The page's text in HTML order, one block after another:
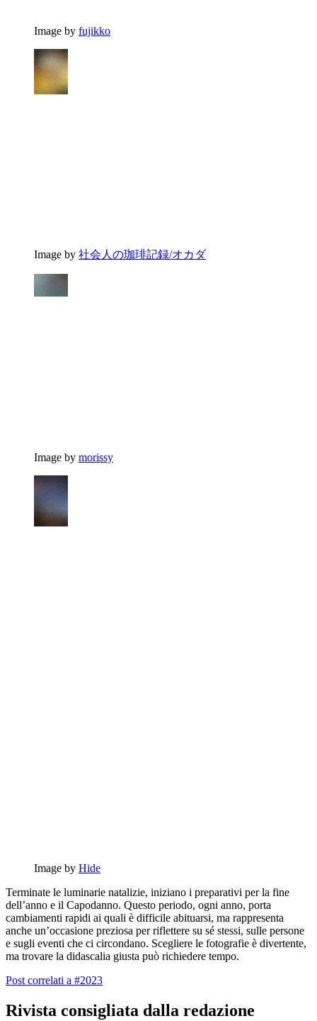
Image by fujikko
Image by 社会人の珈琲記録/オカダ
Image by morissy
Image by Hide
Terminate le luminarie natalizie, iniziano i preparativi per la fine
dell’anno e il Capodanno. Questo periodo, ogni anno, porta
cambiamenti rapidi ai quali è difficile abituarsi, ma rappresenta
anche un’occasione preziosa per riflettere su sé stessi, sulle persone
e sugli eventi che ci circondano. Scegliere le fotografie è divertente,
ma trovare la didascalia giusta può richiedere tempo.
Post correlati a #2023
Rivista consigliata dalla redazione